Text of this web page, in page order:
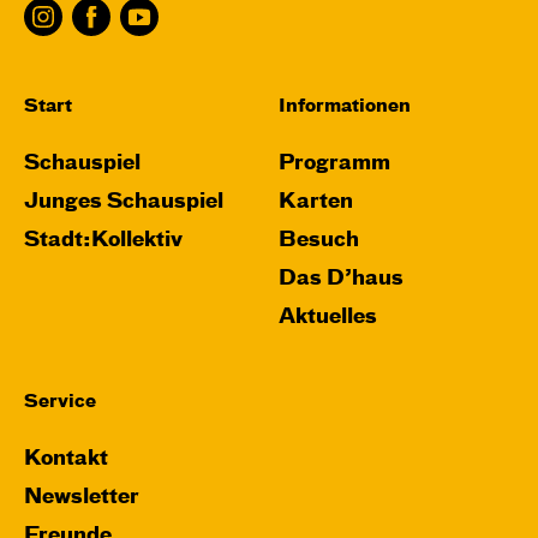
von Saša Stanišić
Touchtour für sehbehinderte und blinde
Mit künstlerischer Audiodeskription
Karten
Start
Schauspiel
Junges Schauspiel
Stadt:Kollektiv
Informationen
Programm
Karten
Besuch
Das D’haus
Aktuelles
Service
Kontakt
Newsletter